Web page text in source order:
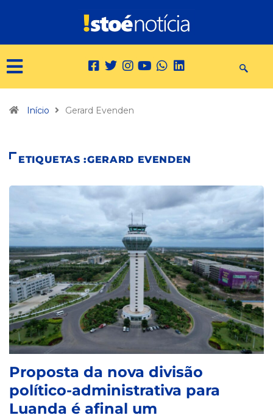
Início Gerard Evenden
ETIQUETAS :GERARD EVENDEN
Proposta da nova divisão
político-administrativa para
Luanda é afinal um